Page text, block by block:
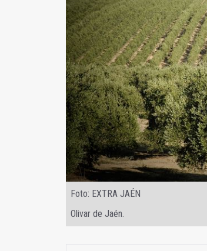
Foto: EXTRA JAÉN
Olivar de Jaén.